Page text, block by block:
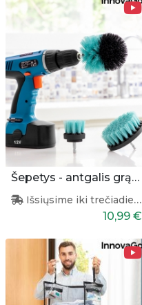
Šepetys - antgalis grąžtui (3 dalys)
Išsiųsime iki trečiadienio
10,99 €